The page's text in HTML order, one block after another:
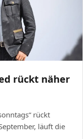
rückt näher
rückt
läuft die